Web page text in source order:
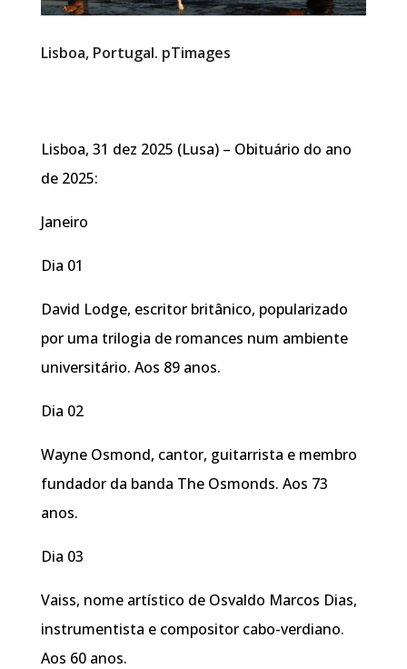
Lisboa, Portugal. pTimages
Lisboa, 31 dez 2025 (Lusa) – Obituário do ano
de 2025:
Janeiro
Dia 01
David Lodge, escritor britânico, popularizado
por uma trilogia de romances num ambiente
universitário. Aos 89 anos.
Dia 02
Wayne Osmond, cantor, guitarrista e membro
fundador da banda The Osmonds. Aos 73
anos.
Dia 03
Vaiss, nome artístico de Osvaldo Marcos Dias,
instrumentista e compositor cabo-verdiano.
Aos 60 anos.